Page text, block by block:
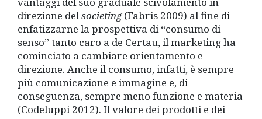
direzione delsocieting(Fabris 2009) al fine di
enfatizzarne la prospettiva di “consumo di
senso” tanto caro a de Certau, il marketing ha
cominciato a cambiare orientamento e
direzione. Anche il consumo, infatti, è sempre
più comunicazione e immagine e, di
conseguenza, sempre meno funzione e materia
(Codeluppi 2012). Il valore dei prodotti e dei